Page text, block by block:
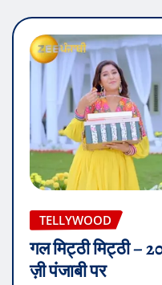
TELLYWOOD
गल मिट्ठी मिट्ठी –
ज़ी पंजाबी पर
0
Entertainment Desk–